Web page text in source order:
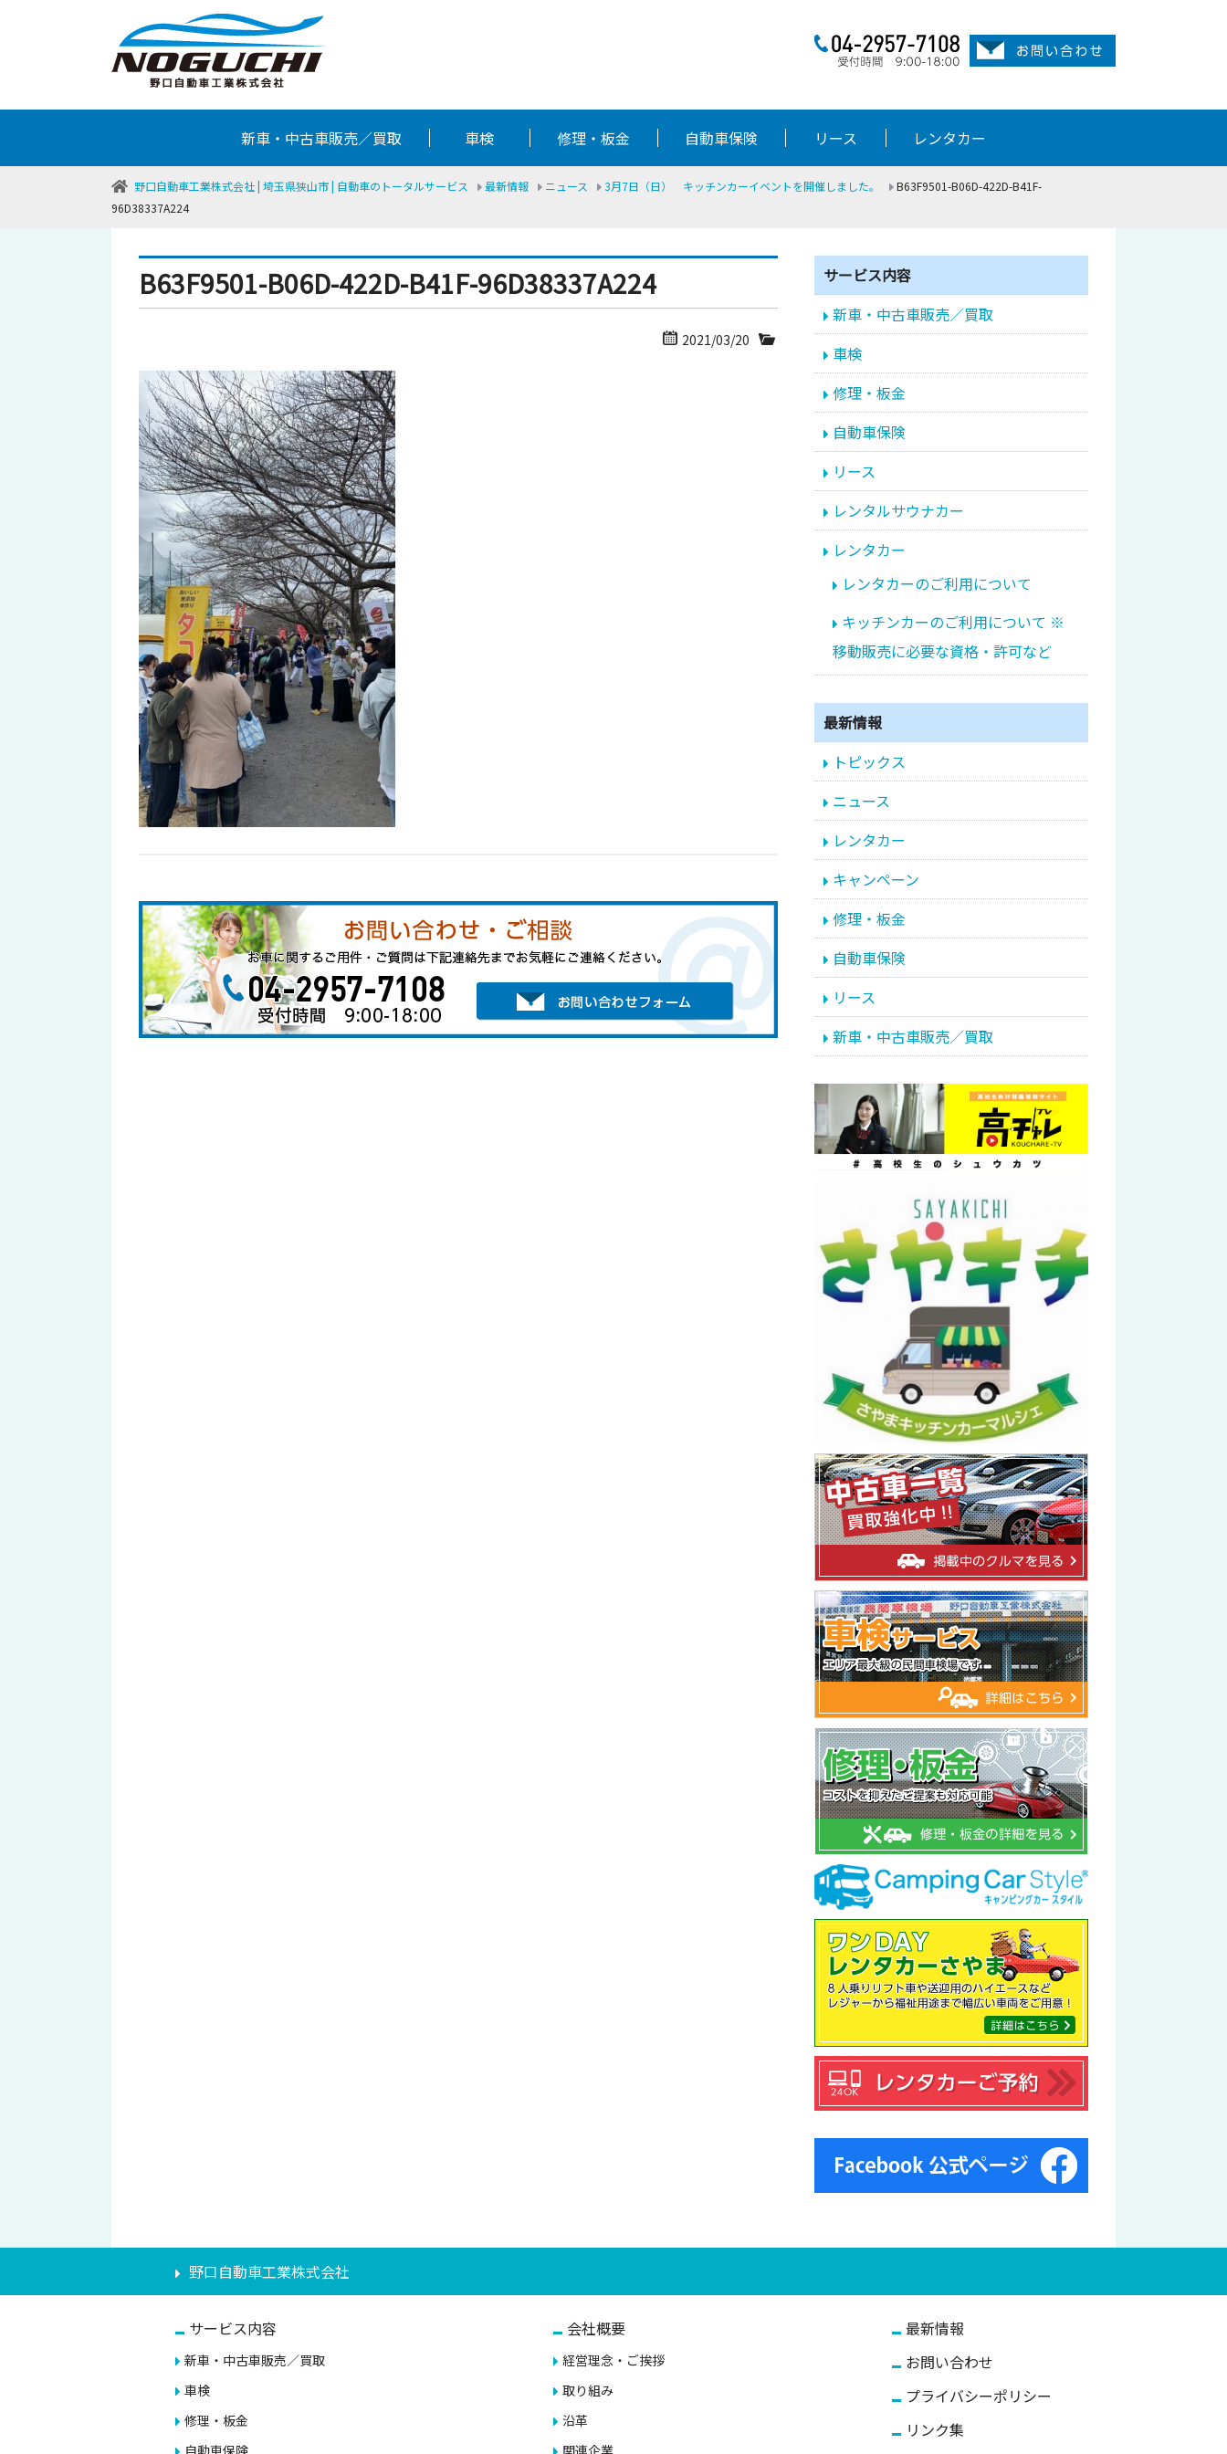
新車・中古車販売／買取 車検 修理・板金 自動車保険 リース レンタカー
野口自動車工業株式会社 | 埼玉県狭山市 | 自動車のトータルサービス 最新情報 ニュース 3月7日（日） キッチンカーイベントを開催しました。
B63F9501-B06D-422D-B41F-
96D38337A224
B63F9501-B06D-422D-B41F-96D38337A224
2021/03/20
サービス内容
新車・中古車販売／買取
車検
修理・板金
自動車保険
リース
レンタルサウナカー
レンタカー
レンタカーのご利用について
キッチンカーのご利用について ※
移動販売に必要な資格・許可など
最新情報
トピックス
ニュース
レンタカー
キャンペーン
修理・板金
自動車保険
リース
新車・中古車販売／買取
野口自動車工業株式会社
サービス内容
新車・中古車販売／買取
車検
修理・板金
会社概要
経営理念・ご挨拶
取り組み
沿革
最新情報
お問い合わせ
プライバシーポリシー
リンク集